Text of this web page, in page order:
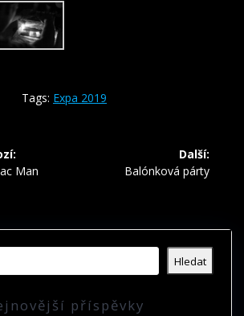
Tags: Expa 2019
Man
Další:
Další
Balónková párty
Hledat
příspěvky